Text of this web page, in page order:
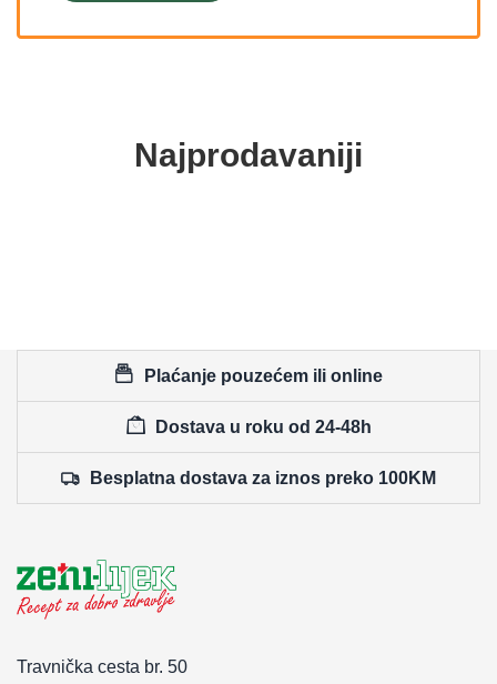
Najprodavaniji
Plaćanje pouzećem ili online
Dostava u roku od 24-48h
Besplatna dostava za iznos preko 100KM
Travnička cesta br. 50